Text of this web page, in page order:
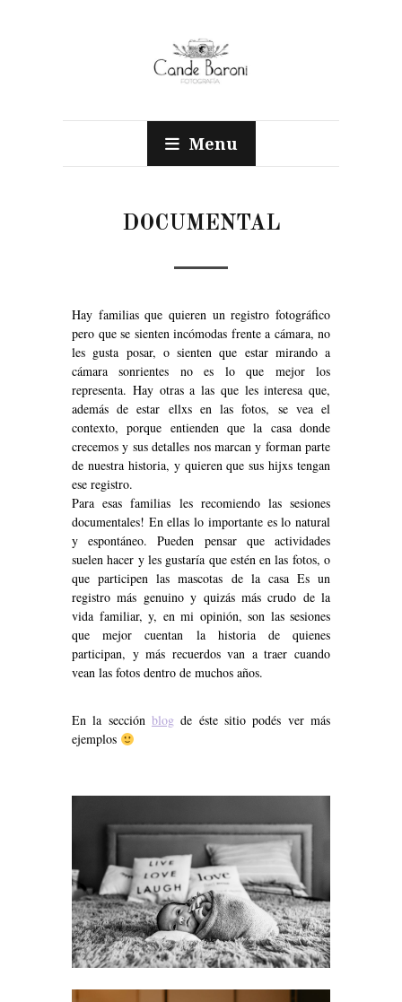
Menu
DOCUMENTAL
Hay familias que quieren un registro fotográfico
pero que se sienten incómodas frente a cámara, no
les gusta posar, o sienten que estar mirando a
cámara sonrientes no es lo que mejor los
representa. Hay otras a las que les interesa que,
además de estar ellxs en las fotos, se vea el
contexto, porque entienden que la casa donde
crecemos y sus detalles nos marcan y forman parte
de nuestra historia, y quieren que sus hijxs tengan
ese registro.
Para esas familias les recomiendo las sesiones
documentales! En ellas lo importante es lo natural
y espontáneo. Pueden pensar que actividades
suelen hacer y les gustaría que estén en las fotos, o
que participen las mascotas de la casa Es un
registro más genuino y quizás más crudo de la
vida familiar, y, en mi opinión, son las sesiones
que mejor cuentan la historia de quienes
participan, y más recuerdos van a traer cuando
vean las fotos dentro de muchos años.
En la sección blog de éste sitio podés ver más
ejemplos